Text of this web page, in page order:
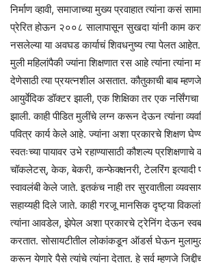
निर्माण व्हावी, समाजाच्या मुख्य प्रवाहात त्यांना कसं
प्रेरित होऊन २००८ सालापासून सुखदा यांनी काम
नसलेल्या या अवघड कार्याचं शिवधनुष्य त्या पेलत आहेत.
मुली महिलांपैकी ज्यांना शिक्षणात रस आहे त्यांना त्यांना
देणेसाठी त्या प्रयत्नशील असतात. कौतुकाची बाब
आयुर्वेदिक डॉक्टर झाली, एक शिक्षिका तर एक
झाली. काही पीडित मुलींचे लग्न करून देऊन त्यांना
पवित्र कार्य केले आहे. ज्यांना अशा प्रकारचे शिक्षण
स्वतःच्या पायावर उभे रहाण्यासाठी कौशल्य प्रशिक्षणाचे
चॉकलेटस्, केक, बेकरी, कन्फेक्क्षनरी, टेलरिंग इत्यादी
स्वावलंबी केले जाते. इतकंच नाही तर सुरवातीला
सहाय्यही दिले जाते. काही गरजू मानसिक दृष्ट्या
त्यांना आवडेल, झेपेल अशा प्रकारचे ट्रेनिंग देऊन
करतात. सोसायटीतील लोकांकडून ऑडर्स घेऊन
करून येणारे पैसे त्यांचे त्यांना देतात. हे सर्व म्हणजे